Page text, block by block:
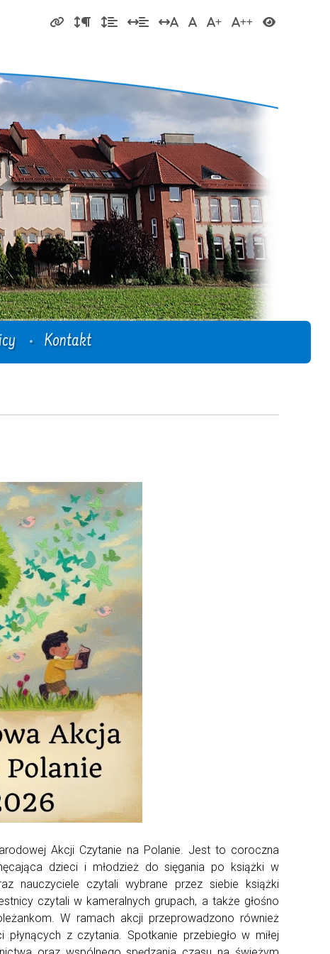
Kontakt
Akcji Czytanie na Polanie. Jest to coroczna
dzieci i młodzież do sięgania po książki w
nauczyciele czytali wybrane przez siebie książki
czytali w kameralnych grupach, a także głośno
W ramach akcji przeprowadzono również
z czytania. Spotkanie przebiegło w miłej